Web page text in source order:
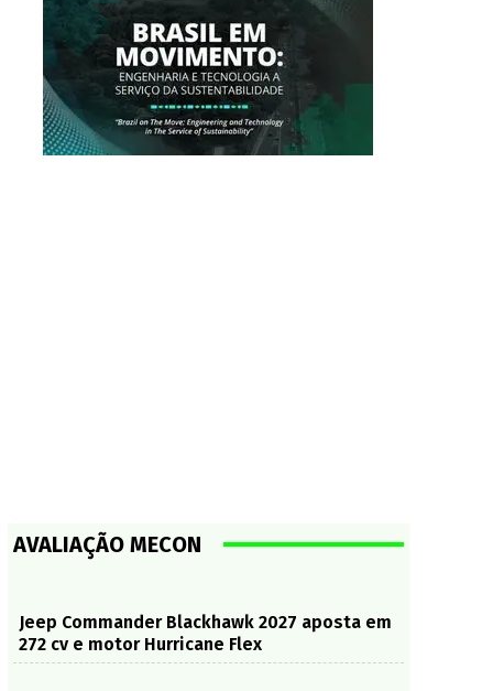
AVALIAÇÃO MECON
Jeep Commander Blackhawk 2027 aposta em
272 cv e motor Hurricane Flex